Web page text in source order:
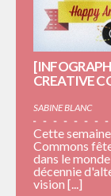
CREATIVE
SABINE BLANC
Cette
Commons
dans le
décennie
vision [...]